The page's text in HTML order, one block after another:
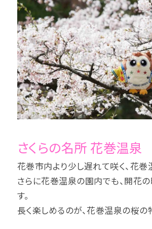
さくらの名所 花巻温泉
花巻市内より少し遅れて咲く、花巻
さらに花巻温泉の園内でも、開花
す。
長く楽しめるのが、花巻温泉の桜の